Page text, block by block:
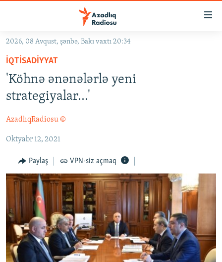
Əsas
qayıt
Əsas
naviqasiyaya
qayıt
Axtarışa
GÜNDƏM
#İZAHLA
KORRUPSIOMETR
#ƏSLINDƏ
FƏRQƏ BAX
QANUNI DOĞRU
ARAŞDIRMA
MULTIMEDIA
VIDEO
FOTOQALEREYA
İNFOQRAFIKA
KARIKATURA
RADIO ARXIV
OXU ZALI
AZƏRBAYCAN ƏDƏBIYYATI KITABXANASI
İSLAM VƏ DEMOKRATIYA
HAQQIMIZDA
MISSIYAMIZ
PEŞƏ ETIKASI VƏ JURNALISTIKA STANDARTLARIMIZ
BIZI IZLƏ
2026, 08 Avqust, şənbə, Bakı vaxtı 20:34
İQTISADIYYAT
'Köhnə ənənələrlə yeni
strategiyalar...'
AzadlıqRadiosu ©
Oktyabr 12, 2021
Paylaş VPN-siz açmaq